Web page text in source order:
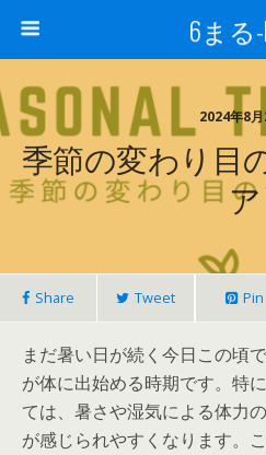
6まる
2024年8
季節の変わり目
ア
Share Tweet Pin
まだ暑い日が続く今日この頃
が体に出始める時期です。特
ては、暑さや湿気による体力
が感じられやすくなります。